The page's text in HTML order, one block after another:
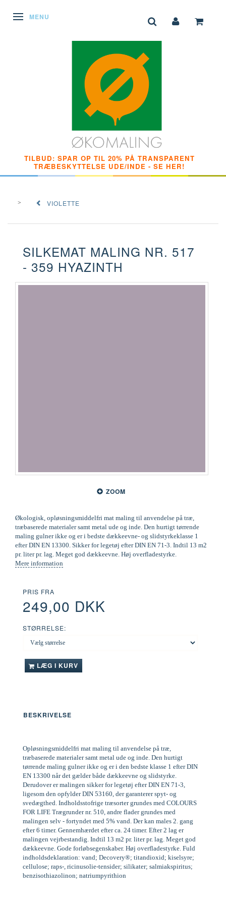
SKIFTE NAVIGATION
MENU
TILBUD: SPAR OP TIL 20% PÅ TRANSPARENT
TRÆBESKYTTELSE UDE/INDE - SE HER!
VIOLETTE
SILKEMAT MALING NR. 517
- 359 HYAZINTH
ZOOM
Økologisk, opløsningsmiddelfri mat maling til anvendelse på træ,
træbaserede materialer samt metal ude og inde. Den hurtigt tørrende
maling gulner ikke og er i bedste dækkeevne- og slidstyrkeklasse 1
efter DIN EN 13300. Sikker for legetøj efter DIN EN 71-3. Indtil 13 m2
pr. liter pr. lag. Meget god dækkeevne. Høj overfladestyrke.
Mere information
PRIS FRA
249,00 DKK
STØRRELSE:
LÆG I KURV
BESKRIVELSE
Opløsningsmiddelfri mat maling til anvendelse på træ,
træbaserede materialer samt metal ude og inde. Den hurtigt
tørrende maling gulner ikke og er i den bedste klasse 1 efter DIN
EN 13300 når det gælder både dækkeevne og slidstyrke.
Derudover er malingen sikker for legetøj efter DIN EN 71-3,
ligesom den opfylder DIN 53160, der garanterer spyt- og
svedægthed. Indholdsstofrige træsorter grundes med COLOURS
FOR LIFE Trægrunder nr. 510, andre flader grundes med
malingen selv - fortyndet med 5% vand. Der kan males 2. gang
efter 6 timer. Gennemhærdet efter ca. 24 timer. Efter 2 lag er
malingen vejrbestandig. Indtil 13 m2 pr. liter pr. lag. Meget god
dækkeevne. Gode forløbsegenskaber. Høj overfladestyrke. Fuld
indholdsdeklaration: vand; Decovery®; titandioxid; kiselsyre;
cellulose; raps-, ricinusolie-tensider; silikater; salmiakspiritus;
benzisothiazolinon; natriumpyrithion